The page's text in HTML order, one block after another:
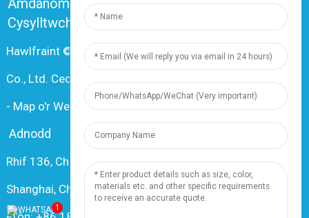
Amdanom Ni
Cwestiynau Cyffredin
Cysylltwch â Ni
Hawlfraint © 2024 Shanghai Dingzun Electric & Cable
Co., Ltd. Cedwir pob hawl
- Map o'r Wefan - Resource
Adnodd
Rhif 136, Changxiang Rd., Nanxiang Town, 201802,
Shanghai, China
1